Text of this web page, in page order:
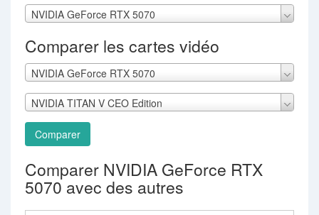
NVIDIA GeForce RTX 5070
Comparer les cartes vidéo
NVIDIA GeForce RTX 5070
NVIDIA TITAN V CEO Edition
Comparer
Comparer NVIDIA GeForce RTX
5070 avec des autres